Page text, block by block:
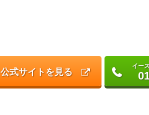
公式サイトを見る
イー